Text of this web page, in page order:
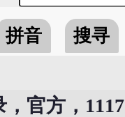
拼音
搜寻
官方，1117